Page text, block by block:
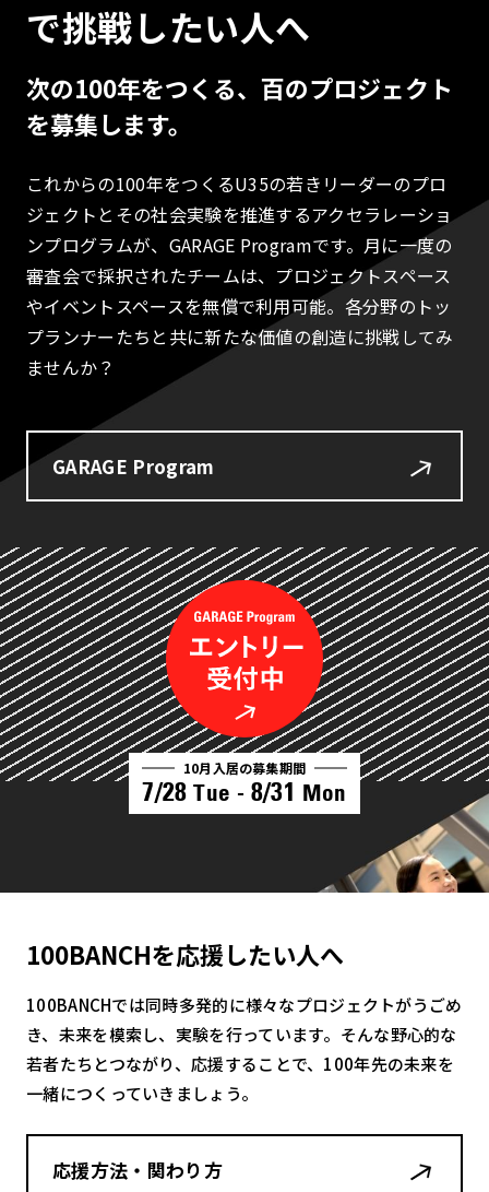
で挑戦したい人へ
次の100年をつくる、百のプロジェクト
を募集します。
これからの100年をつくるU35の若きリーダーのプロ
ジェクトとその社会実験を推進するアクセラレーショ
ンプログラムが、GARAGE Programです。月に一度の
審査会で採択されたチームは、プロジェクトスペース
やイベントスペースを無償で利用可能。各分野のトッ
プランナーたちと共に新たな価値の創造に挑戦してみ
ませんか？
GARAGE Program
10月入居の募集期間
7/28 Tue - 8/31 Mon
100BANCHを応援したい人へ
100BANCHでは同時多発的に様々なプロジェクトがうごめ
き、未来を模索し、実験を行っています。そんな野心的な
若者たちとつながり、応援することで、100年先の未来を
一緒につくっていきましょう。
応援方法・関わり方